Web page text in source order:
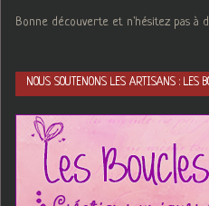
Bonne découverte et n'hésitez pas à
NOUS SOUTENONS LES ARTISANS : LES